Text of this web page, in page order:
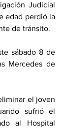
Judicial
edad perdió la
de tránsito.
sábado 8 de
Mercedes de
el joven
sufrió el
al Hospital